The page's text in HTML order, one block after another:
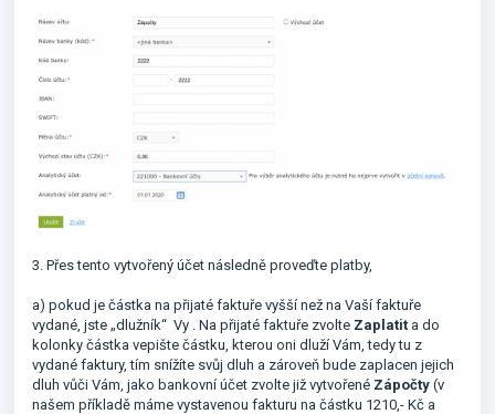
3. Přes tento vytvořený účet následně proveďte platby,
a) pokud je částka na přijaté faktuře vyšší než na Vaší faktuře
vydané, jste „dlužník“ Vy . Na přijaté faktuře zvolte Zaplatit a do
kolonky částka vepište částku, kterou oni dluží Vám, tedy tu z
vydané faktury, tím snížíte svůj dluh a zároveň bude zaplacen jejich
dluh vůči Vám, jako bankovní účet zvolte již vytvořené Zápočty (v
našem příkladě máme vystavenou fakturu na částku 1210,- Kč a